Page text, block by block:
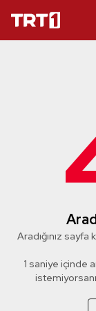
Aradığınız sayfa
1 saniye içinde